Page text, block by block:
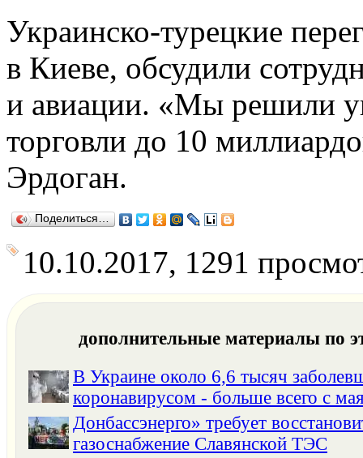
Украинско-турецкие
в Киеве, обсудили
и авиации. «Мы решили
торговли до 10
Эрдоган.
Поделиться…
10.10.2017, 1291
дополнительные материалы по
В Украине около 6,6 тысяч
коронавирусом - больше всего с
Донбассэнерго» требует
газоснабжение Славянской ТЭС